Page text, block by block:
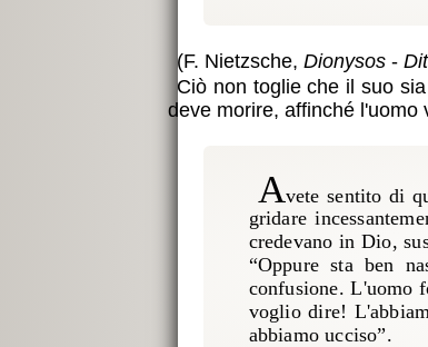
(F. Nietzsche, Dionysos-
Ciò non toglie che il suo
deve morire, affinché l'uomo
Avete sentito di
gridare
credevano in Dio,
“Oppure sta ben
confusione. L'uomo
voglio dire!
abbiamo ucciso”.